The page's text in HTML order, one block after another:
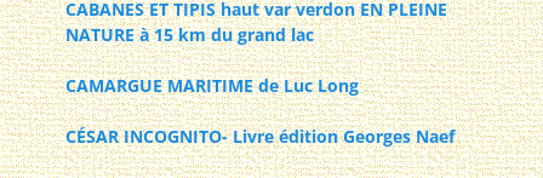
CABANES ET TIPIS haut var verdon EN PLEINE
NATURE à 15 km du grand lac
CAMARGUE MARITIME de Luc Long
CÉSAR INCOGNITO- Livre édition Georges Naef